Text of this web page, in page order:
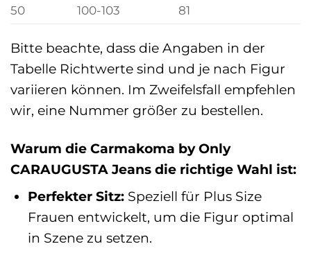
50
100-103 81
Bitte beachte, dass die Angaben in der
Tabelle Richtwerte sind und je nach Figur
variieren können. Im Zweifelsfall empfehlen
wir, eine Nummer größer zu bestellen.
Warum die Carmakoma by Only
CARAUGUSTA Jeans die richtige Wahl ist:
Perfekter Sitz:Speziell für Plus Size
Frauen entwickelt, um die Figur optimal
in Szene zu setzen.